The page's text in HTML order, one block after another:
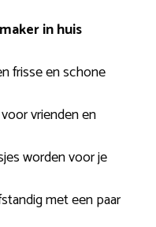
in huis
frisse en schone
vrienden en
worden voor je
met een paar